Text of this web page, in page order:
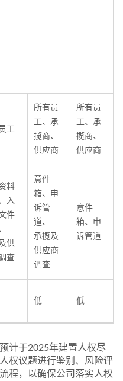
工
所有员
工、承
揽商、
供应商
所有员
工、承
揽商、
供应商
料
入
件
供
查
意件
箱、申
诉管
道、
承揽及
供应商
调查
意件
箱、申
诉管道
低 低
计于2025年建置人权尽
权议题进行鉴别、风险评
程，以确保公司落实人权